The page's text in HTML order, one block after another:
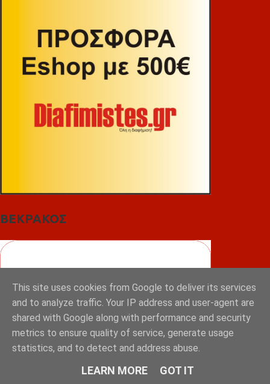
ΒΕΚΡΑΚΟΣ
This site uses cookies from Google to deliver its services
and to analyze traffic. Your IP address and user-agent are
shared with Google along with performance and security
metrics to ensure quality of service, generate usage
statistics, and to detect and address abuse.
LEARN MORE GOT IT